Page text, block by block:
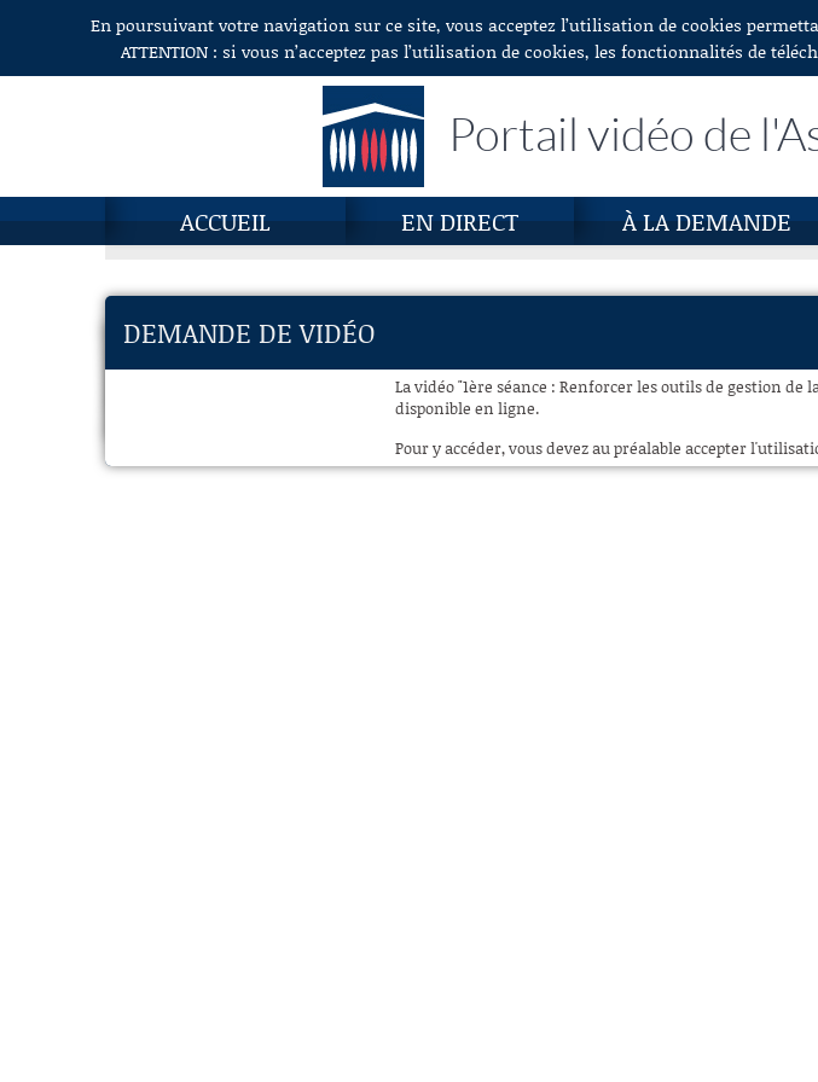
Aller au contenuEn poursuivant votre navigation sur ce site, vous acceptez l’utilisation de cookies
ATTENTION : si vous n’acceptez pas l’utilisation de cookies, les fonctionnalités de
Portail vidéo de
ACCUEIL EN DIRECT À LA DEMANDE
DEMANDE DE VIDÉO
La vidéo "1ère séance : Renforcer les outils de gestion
disponible en ligne.
Pour y accéder, vous devez au préalable accepter